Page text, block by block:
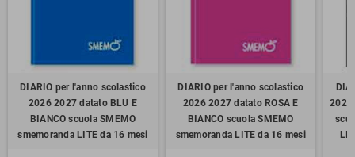
DIARIO per l'anno scolastico
2026 2027 datato BLU E
BIANCO scuola SMEMO
smemoranda LITE da 16 mesi
DIARIO per l'anno scolastico
2026 2027 datato ROSA E
BIANCO scuola SMEMO
smemoranda LITE da 16 mesi
2026